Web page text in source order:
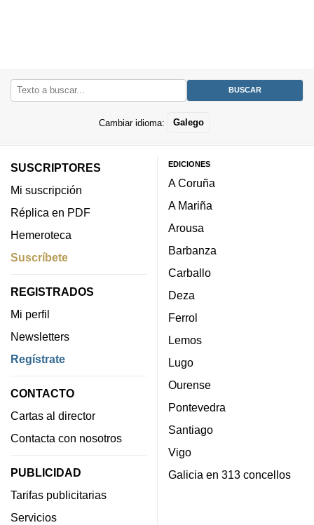
Cambiar idioma: Galego
SUSCRIPTORES
Mi suscripción
Réplica en PDF
Hemeroteca
Suscríbete
REGISTRADOS
Mi perfil
Newsletters
Regístrate
CONTACTO
Cartas al director
Contacta con nosotros
PUBLICIDAD
Tarifas publicitarias
Servicios
EDICIONES
A Coruña
A Mariña
Arousa
Barbanza
Carballo
Deza
Ferrol
Lemos
Lugo
Ourense
Pontevedra
Santiago
Vigo
Galicia en 313 concellos